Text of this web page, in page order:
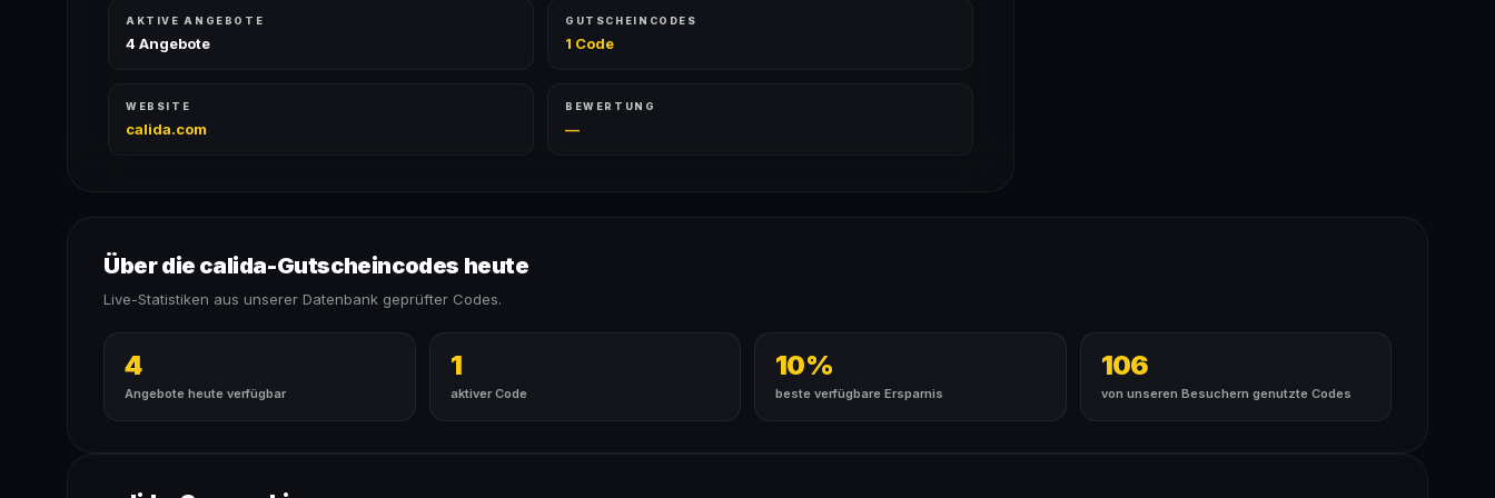
AKTIVE ANGEBOTE
4 Angebote
GUTSCHEINCODES
1 Code
WEBSITE
calida.com
BEWERTUNG
—
Über die calida-Gutscheincodes heute
Live-Statistiken aus unserer Datenbank geprüfter Codes.
4
Angebote heute verfügbar
1
aktiver Code
10%
beste verfügbare Ersparnis
106
von unseren Besuchern genutzte Codes